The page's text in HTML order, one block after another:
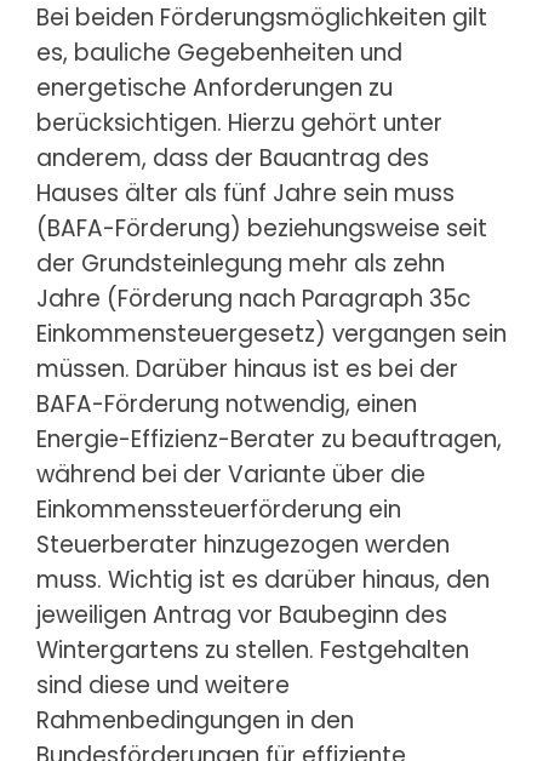
Bei beiden Förderungsmöglichkeiten gilt
es, bauliche Gegebenheiten und
energetische Anforderungen zu
berücksichtigen. Hierzu gehört unter
anderem, dass der Bauantrag des
Hauses älter als fünf Jahre sein muss
(BAFA-Förderung) beziehungsweise seit
der Grundsteinlegung mehr als zehn
Jahre (Förderung nach Paragraph 35c
Einkommensteuergesetz) vergangen sein
müssen. Darüber hinaus ist es bei der
BAFA-Förderung notwendig, einen
Energie-Effizienz-Berater zu beauftragen,
während bei der Variante über die
Einkommenssteuerförderung ein
Steuerberater hinzugezogen werden
muss. Wichtig ist es darüber hinaus, den
jeweiligen Antrag vor Baubeginn des
Wintergartens zu stellen. Festgehalten
sind diese und weitere
Rahmenbedingungen in den